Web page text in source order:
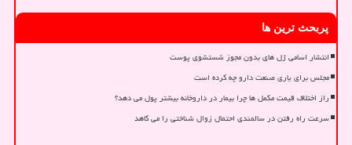
پربحث ترین ها
انتشار اسامی ژل های بدون مجوز شستشوی پوست
مجلس برای یاری صنعت دارو چه کرده است
راز اختلاف قیمت مکمل ها چرا بیمار در داروخانه بیشتر پول می دهد؟
سرعت راه رفتن در سالمندی احتمال زوال شناختی را می کاهد